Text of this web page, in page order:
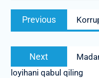
Post
menyusi
Previous
post:
Next
post:
loyihani qabul qiling